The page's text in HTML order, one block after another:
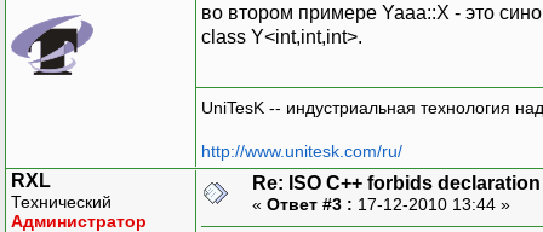
во втором примере Yaaa::X - это
class Y<int,int,int>.
UniTesK -- индустриальная технология
http://www.unitesk.com/ru/
RXL
Технический
Администратор
Re: ISO C++ forbids declaration
« Ответ #3 : 17-12-2010 13:44 »